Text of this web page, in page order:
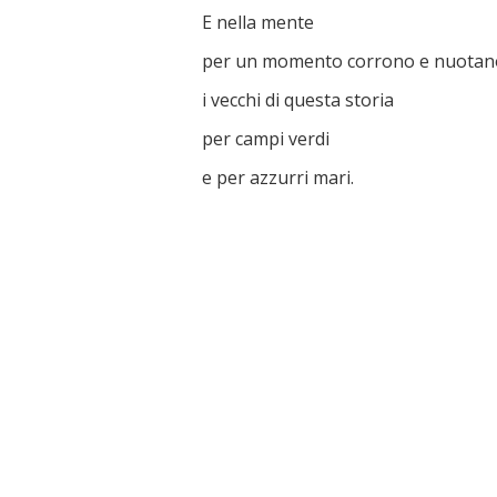
E nella mente
per un momento corrono e
i vecchi di questa storia
per campi verdi
e per azzurri mari.